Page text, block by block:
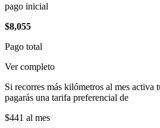
pago inicial
$8,055
Pago total
Ver completo
Si recorres más kilómetros al mes activa
pagarás una tarifa preferencial de
$441 al mes